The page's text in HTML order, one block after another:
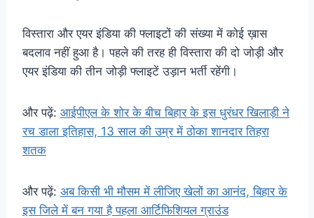
विस्तारा और एयर इंडिया की फ्लाइटों की संख्या में कोई ख़ास
बदलाव नहीं हुआ है। पहले की तरह ही विस्तारा की दो जोड़ी और
एयर इंडिया की तीन जोड़ी फ्लाइटें उड़ान भर्ती रहेंगी।
और पढ़ें: आईपीएल के शोर के बीच बिहार के इस धुरंधर खिलाड़ी ने
रच डाला इतिहास, 13 साल की उम्र में ठोका शानदार तिहरा
शतक
और पढ़ें: अब किसी भी मौसम में लीजिए खेलों का आनंद, बिहार के
इस जिले में बन गया है पहला आर्टिफिशियल ग्राउंड